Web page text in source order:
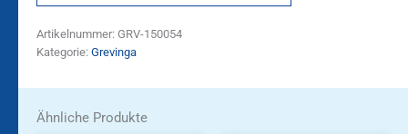
Artikelnummer: GRV-150054
Kategorie: Grevinga
Ähnliche Produkte